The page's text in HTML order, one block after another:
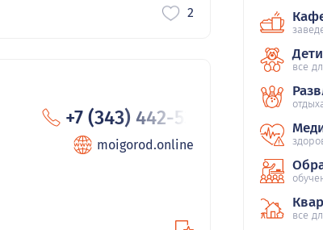
2
+7 (343) 442-53
moigorod.online
Дети
все
все